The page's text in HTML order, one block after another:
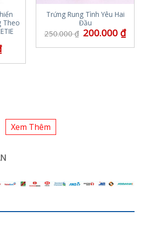
Theo
Trứng Rung Tình Yêu Hai
Đầu
250.000₫ 200.000 ₫
Xem Thêm